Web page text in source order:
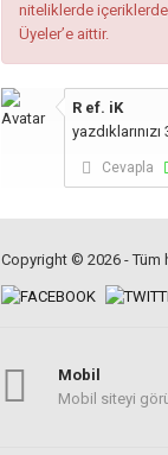
niteliklerde
Üyeler’e aittir.
R ef. iK
Cevapla
Copyright © 2026 - Tüm
Mobil
Mobil siteyi